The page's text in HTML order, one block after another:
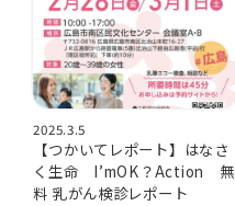
2025.3.5
【つかいてレポート】はなさ
く生命 I’mOK？Action 無
料 乳がん検診レポート